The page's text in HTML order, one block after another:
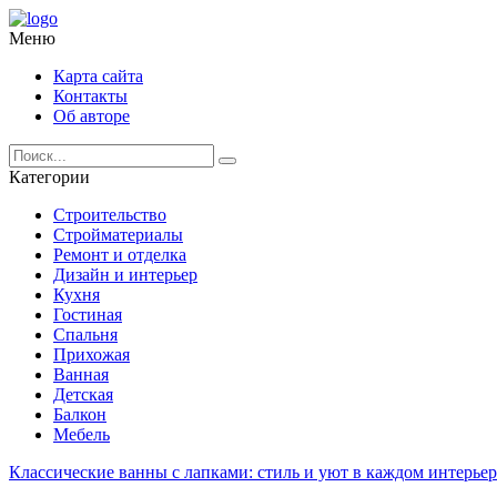
Меню
Карта сайта
Контакты
Об авторе
Категории
Строительство
Стройматериалы
Ремонт и отделка
Дизайн и интерьер
Кухня
Гостиная
Спальня
Прихожая
Ванная
Детская
Балкон
Мебель
Классические ванны с лапками: стиль и уют в каждом